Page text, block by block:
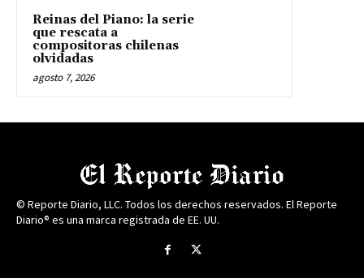
Reinas del Piano: la serie
que rescata a
compositoras chilenas
olvidadas
agosto 7, 2026
© Reporte Diario, LLC. Todos los derechos reservados. El Reporte
Diario® es una marca registrada de EE. UU.